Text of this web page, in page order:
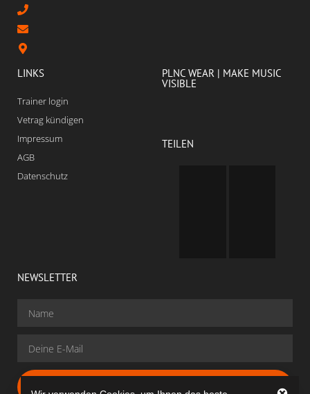
LINKS
Trainer login
Vetrag kündigen
Impressum
AGB
Datenschutz
PLNC WEAR | MAKE MUSIC
VISIBLE
TEILEN
NEWSLETTER
Gratis Anmelden